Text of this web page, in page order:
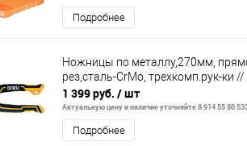
Подробнее
Ножницы по металлу,270мм,
рез,сталь-CrMo, трехкомп.рук-ки //
1 399 руб. / шт
Актуальную цену и наличие уточняйте 8 914 55 80
Подробнее